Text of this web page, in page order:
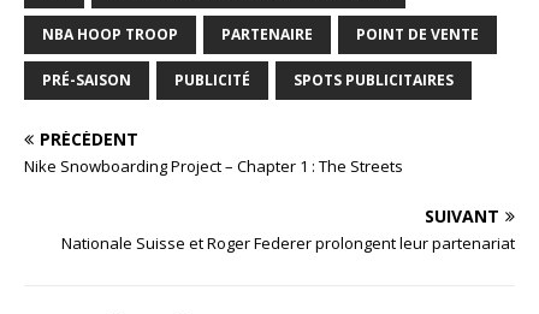
NBA HOOP TROOP PARTENAIRE POINT DE VENTE
PRÉ-SAISON PUBLICITÉ SPOTS PUBLICITAIRES
PRÉCÉDENT
Nike Snowboarding Project – Chapter 1 : The Streets
SUIVANT
Nationale Suisse et Roger Federer prolongent leur partenariat